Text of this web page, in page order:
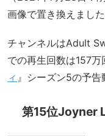
画像で置き換えました
チャンネルはAdult
での再生回数は157万
ィ 』シーズン5の予告
第15位Joyner